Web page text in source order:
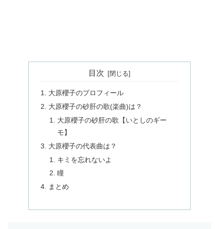
目次
大原櫻子のプロフィール
大原櫻子の砂肝の歌(楽曲)は？
大原櫻子の砂肝の歌【いとしのギー
モ】
大原櫻子の代表曲は？
キミを忘れないよ
瞳
まとめ